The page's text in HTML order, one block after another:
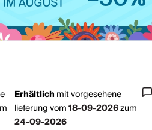
Erhältlich mitvorgesehene
lieferung vom18-09-2026zum
24-09-2026